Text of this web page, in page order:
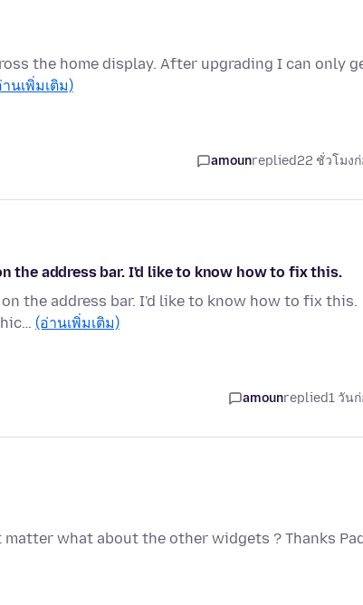
the home display. After upgrading I can only
นเพิ่มเติม)
amounreplied22 ชั่วโมง
the address bar. I'd like to know how to fix this.
the address bar. I'd like to know how to fix this.
(อ่านเพิ่มเติม)
amounreplied1 วัน
what about the other widgets ? Thanks